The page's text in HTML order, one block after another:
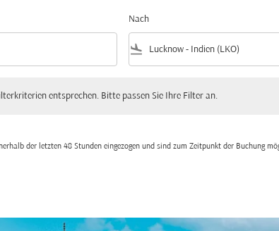
Nach
flight_land
entsprechen. Bitte passen Sie Ihre Filter an.
der letzten 48 Stunden eingezogen und sind zum Zeitpunkt der Buchung